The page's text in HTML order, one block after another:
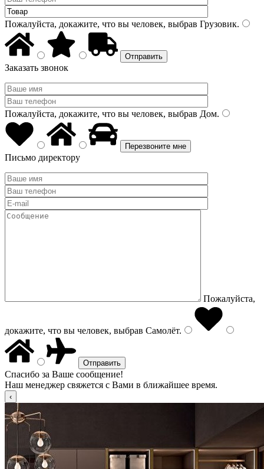
Пожалуйста, докажите, что вы человек, выбрав Грузовик.
Заказать звонок
Пожалуйста, докажите, что вы человек, выбрав Дом.
Письмо директору
Пожалуйста,
докажите, что вы человек, выбрав Самолёт.
Спасибо за Ваше сообщение!
Наш менеджер свяжется с Вами в ближайшее время.